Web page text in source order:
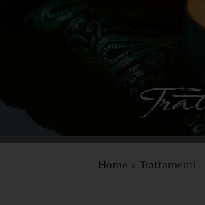
Home » Trattamenti